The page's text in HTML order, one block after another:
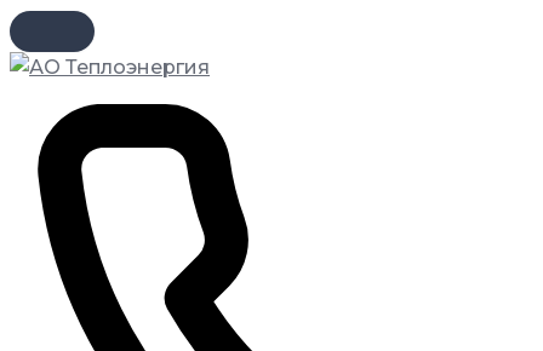
Перейти
к
содержимому